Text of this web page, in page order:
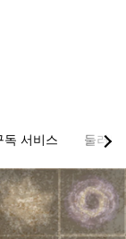
독 서비스 둘러보